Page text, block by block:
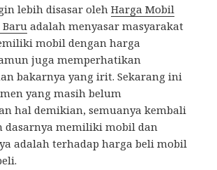
lebih disasar olehHarga Mobil
adalah menyasar masyarakat
mobil dengan harga
juga memperhatikan
bakarnya yang irit. Sekarang ini
yang masih belum
hal demikian, semuanya kembali
dasarnya memiliki mobil dan
adalah terhadap harga beli mobil